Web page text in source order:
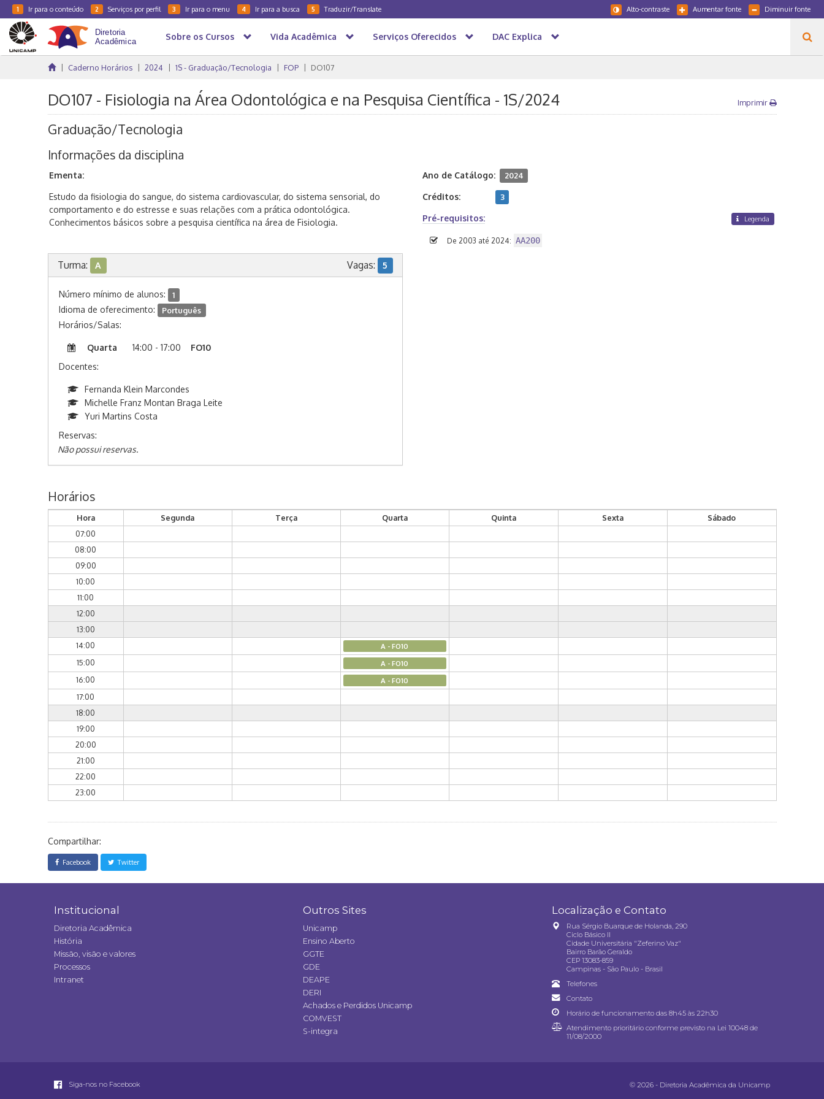
1 Ir para o conteúdo 2 Serviços por perfil 3 Ir para o menu 4 Ir para a busca 5 Traduzir/Translate Diminuir fonte
Aumentar fonte
Alto-contraste
Sobre os Cursos Vida Acadêmica Serviços Oferecidos DAC Explica
Caderno Horários 2024 1S - Graduação/Tecnologia FOP DO107
DO107 - Fisiologia na Área Odontológica e na Pesquisa Científica - 1S/2024 Imprimir
Graduação/Tecnologia
Informações da disciplina
Ementa:
Estudo da fisiologia do sangue, do sistema cardiovascular, do sistema sensorial, do
comportamento e do estresse e suas relações com a prática odontológica.
Conhecimentos básicos sobre a pesquisa científica na área de Fisiologia.
Ano de Catálogo: 2024
Créditos: 3
Pré-requisitos: Legenda
De 2003 até 2024: AA200
Turma: A Vagas: 5
Número mínimo de alunos: 1
Idioma de oferecimento: Português
Horários/Salas:
Quarta 14:00 - 17:00
FO10
Docentes:
Fernanda Klein Marcondes
Michelle Franz Montan Braga Leite
Yuri Martins Costa
Reservas:
Não possui reservas.
Horários
Hora Segunda Terça Quarta Quinta Sexta
Sábado
07:00
08:00
09:00
10:00
11:00
12:00
13:00
14:00
A - FO10
15:00 A - FO10
16:00 A - FO10
17:00
18:00
19:00
20:00
21:00
22:00
23:00
Compartilhar:
Facebook Twitter
Institucional
Diretoria Acadêmica
História
Missão, visão e valores
Processos
Intranet
Outros Sites
Unicamp
Ensino Aberto
GGTE
GDE
DEAPE
DERI
Achados e Perdidos Unicamp
COMVEST
S-integra
Localização e Contato
Rua Sérgio Buarque de Holanda, 290
Ciclo Básico II
Cidade Universitária "Zeferino Vaz"
Bairro Barão Geraldo
CEP 13083-859
Campinas - São Paulo - Brasil
Telefones
Contato
Horário de funcionamento das 8h45 às 22h30
Atendimento prioritário conforme previsto na Lei 10048 de
11/08/2000
Siga-nos no Facebook © 2026 - Diretoria Acadêmica da Unicamp